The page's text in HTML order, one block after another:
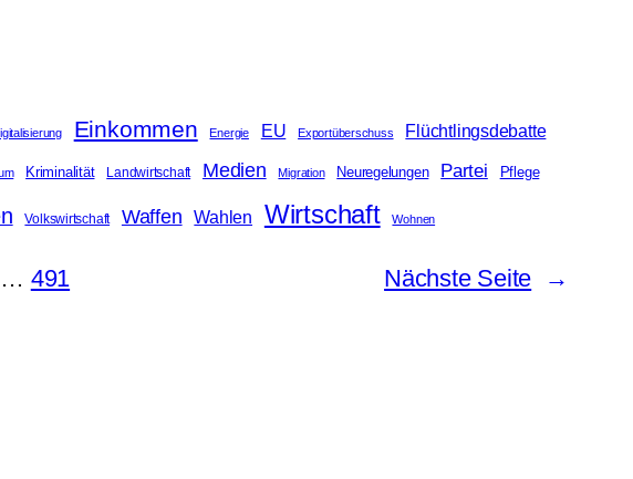
Einkommen Energie EU Exportüberschuss Flüchtlingsdebatte
Kriminalität Landwirtschaft Medien Migration Neuregelungen Partei Pflege
Volkswirtschaft Waffen Wahlen Wirtschaft Wohnen
… 491 Nächste Seite →